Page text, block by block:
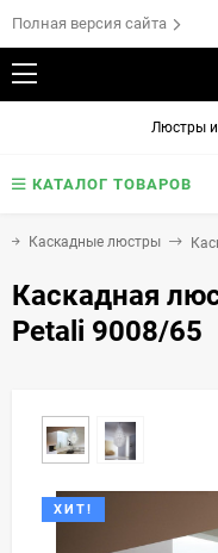
Полная версия сайта
Люстры и
КАТАЛОГ ТОВАРОВ
Каскадные люстры
Каскадная
Petali 9008/65
ХИТ!